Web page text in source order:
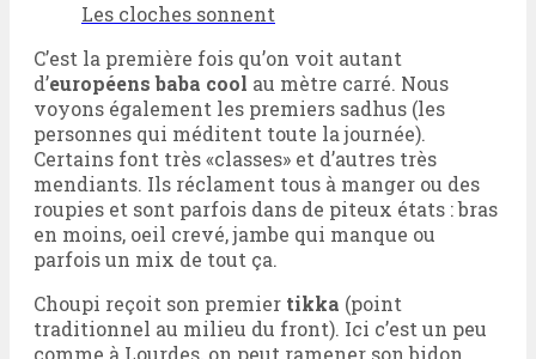
Les cloches sonnent
C’est la première fois qu’on voit autant
d’européens baba cool au mètre carré. Nous
voyons également les premiers sadhus (les
personnes qui méditent toute la journée).
Certains font très «classes» et d’autres très
mendiants. Ils réclament tous à manger ou des
roupies et sont parfois dans de piteux états : bras
en moins, oeil crevé, jambe qui manque ou
parfois un mix de tout ça.
Choupi reçoit son premier tikka (point
traditionnel au milieu du front). Ici c’est un peu
comme à Lourdes, on peut ramener son bidon